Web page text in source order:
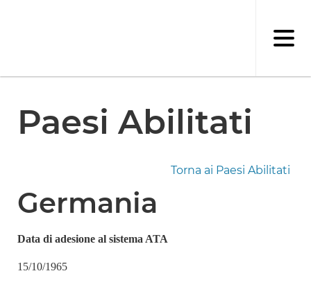
Paesi Abilitati
Torna ai Paesi Abilitati
Germania
Data di adesione al sistema ATA
15/10/1965